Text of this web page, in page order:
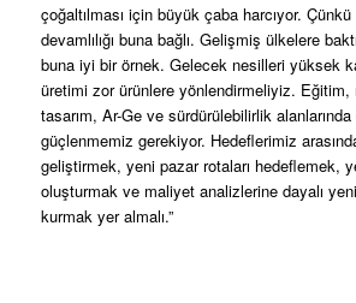
çoğaltılması için büyük çaba harcıyor.
devamlılığı buna bağlı. Gelişmiş ülkelere
buna iyi bir örnek. Gelecek nesilleri yüksek
üretimi zor ürünlere yönlendirmeliyiz. Eğitim,
tasarım, Ar-Ge ve sürdürülebilirlik
güçlenmemiz gerekiyor. Hedeflerimiz
geliştirmek, yeni pazar rotaları hedeflemek,
oluşturmak ve maliyet analizlerine dayalı
kurmak yer almalı.”